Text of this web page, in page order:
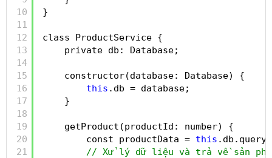
10
11
12
13
14
15
16
17
18
19
20
21
}
class ProductService {
private db: Database;
constructor(database: Database) {
this .db = database;
}
getProduct(productId: number) {
const productData = this
// Xử lý dữ liệu và trả về sản